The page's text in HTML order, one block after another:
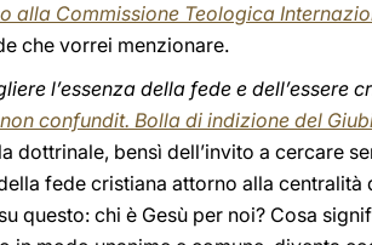
alla Commissione Teologica
che vorrei menzionare.
l’essenza della fede e dell’essere
confundit. Bolla di indizione del
dottrinale, bensì dell’invito a cercare
fede cristiana attorno alla
questo: chi è Gesù per noi? Cosa